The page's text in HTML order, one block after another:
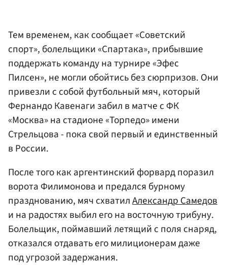
Тем временем, как сообщает «Советский
спорт», болельщики «Спартака», прибывшие
поддержать команду на турнире «Эфес
Пилсен», не могли обойтись без сюрпризов. Они
привезли с собой футбольный мяч, который
Фернандо Кавенаги забил в матче с ФК
«Москва» на стадионе «Торпедо» имени
Стрельцова - пока свой первый и единственный
в России.
После того как аргентинский форвард поразил
ворота Филимонова и предался бурному
празднованию, мяч схватилАлександр Самедов
и на радостях выбил его на восточную трибуну.
Болельщик, поймавший летящий с поля снаряд,
отказался отдавать его милиционерам даже
под угрозой задержания.